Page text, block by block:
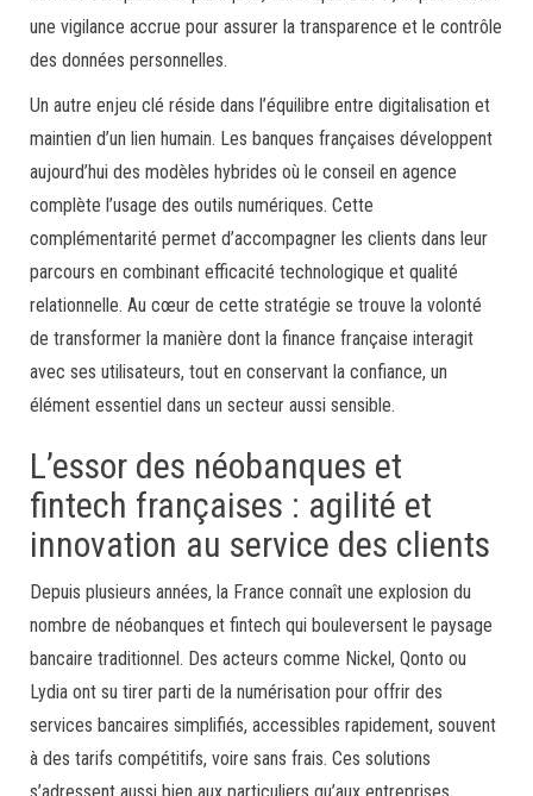
une vigilance accrue pour assurer la transparence et le contrôle
des données personnelles.
Un autre enjeu clé réside dans l’équilibre entre digitalisation et
maintien d’un lien humain. Les banques françaises développent
aujourd’hui des modèles hybrides où le conseil en agence
complète l’usage des outils numériques. Cette
complémentarité permet d’accompagner les clients dans leur
parcours en combinant efficacité technologique et qualité
relationnelle. Au cœur de cette stratégie se trouve la volonté
de transformer la manière dont la finance française interagit
avec ses utilisateurs, tout en conservant la confiance, un
élément essentiel dans un secteur aussi sensible.
L’essor des néobanques et
fintech françaises : agilité et
innovation au service des clients
Depuis plusieurs années, la France connaît une explosion du
nombre de néobanques et fintech qui bouleversent le paysage
bancaire traditionnel. Des acteurs comme Nickel, Qonto ou
Lydia ont su tirer parti de la numérisation pour offrir des
services bancaires simplifiés, accessibles rapidement, souvent
à des tarifs compétitifs, voire sans frais. Ces solutions